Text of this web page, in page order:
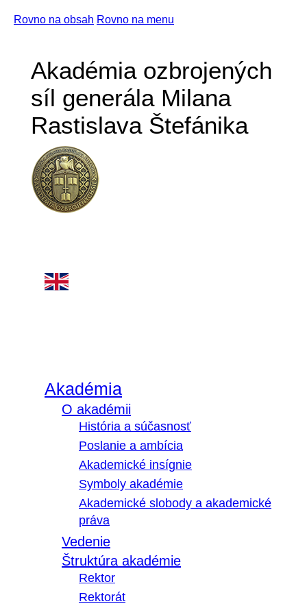
Rovno na obsah Rovno na menu
Akadémia ozbrojených
síl generála Milana
Rastislava Štefánika
Akadémia
O akadémii
História a súčasnosť
Poslanie a ambícia
Akademické insígnie
Symboly akadémie
Akademické slobody a akademické
práva
Vedenie
Štruktúra akadémie
Rektor
Rektorát